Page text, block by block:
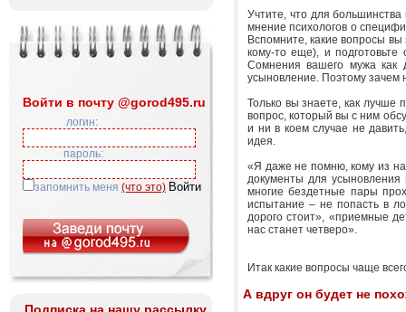
Войти в почту @gorod495.ru
логин:
пароль:
запомнить меня (что это)
Учтите, что для
мнение психологов о
Вспомните, какие вопросы
кому-то еще), и
Сомнения вашего мужа как
усыновление. Поэтому зачем
Только вы знаете, как лучше
вопрос, который вы с ним
и ни в коем случае не
идея.
«Я даже не помню, кому из
документы для
многие бездетные пары
испытание – не попасть в
дорого стоит», «приемные
нас станет четверо».
Итак какие вопросы чаще
А вдруг он будет не